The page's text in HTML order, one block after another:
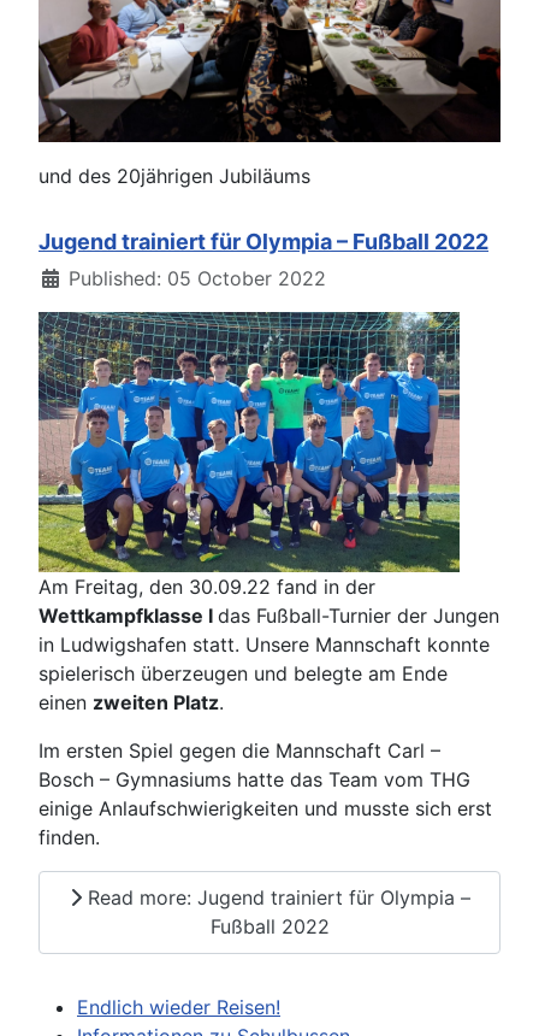
und des 20jährigen Jubiläums
Jugend trainiert für Olympia – Fußball 2022
DetailsPublished: 05 October 2022
Am Freitag, den 30.09.22 fand in der
Wettkampfklasse I das Fußball-Turnier der Jungen
in Ludwigshafen statt. Unsere Mannschaft konnte
spielerisch überzeugen und belegte am Ende
einen zweiten Platz.
Im ersten Spiel gegen die Mannschaft Carl –
Bosch – Gymnasiums hatte das Team vom THG
einige Anlaufschwierigkeiten und musste sich erst
finden.
Read more: Jugend trainiert für Olympia –
Fußball 2022
Endlich wieder Reisen!